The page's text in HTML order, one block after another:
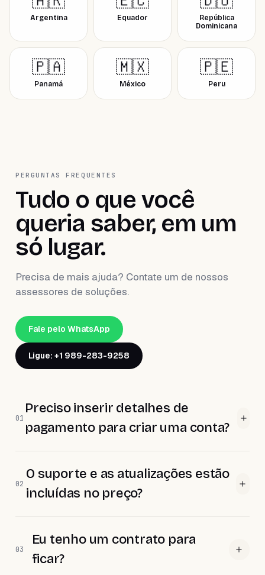
Argentina Equador
República
Dominicana
🇵🇦
Panamá
🇲🇽
México
🇵🇪
Peru
PERGUNTAS FREQUENTES
Tudo o que você
queria saber, em um
só lugar.
Precisa de mais ajuda? Contate um de nossos
assessores de soluções.
Fale pelo WhatsApp
Ligue: +1 989-283-9258
01
Preciso inserir detalhes de
pagamento para criar uma conta?
02
O suporte e as atualizações estão
incluídas no preço?
03
Eu tenho um contrato para
ficar?